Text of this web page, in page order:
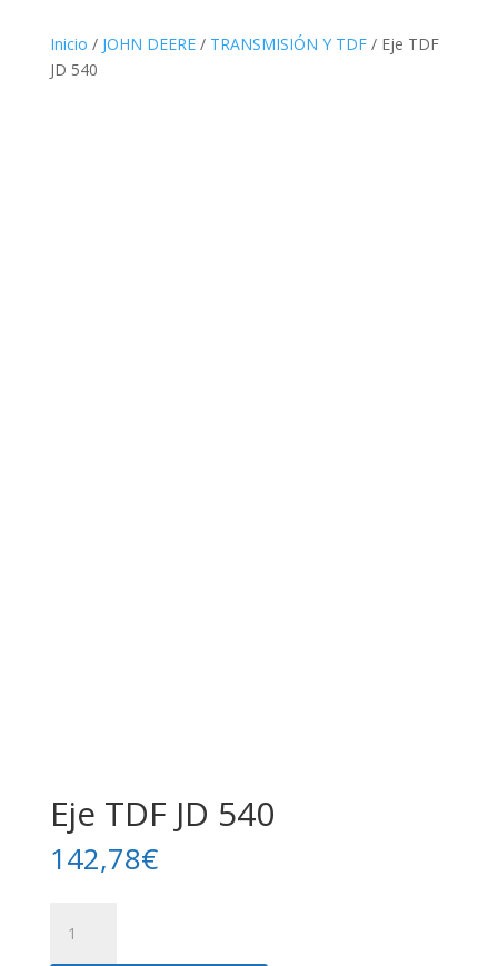
Inicio / JOHN DEERE/ TRANSMISIÓN Y TDF/ Eje TDF
JD 540
Eje TDF JD 540
142,78€
TDF